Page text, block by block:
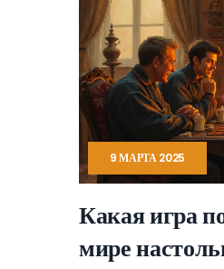
9 МАРТА 2025
Какая игра
мире